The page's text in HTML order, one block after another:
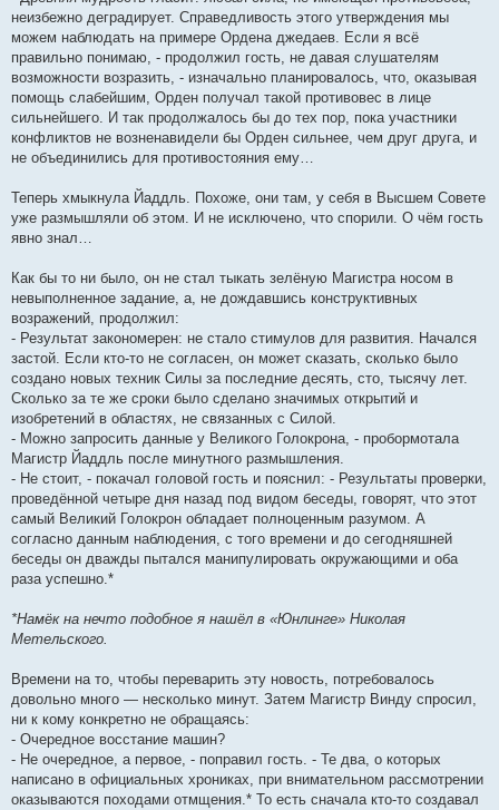
неизбежно деградирует. Справедливость этого утверждения мы
можем наблюдать на примере Ордена джедаев. Если я всё
правильно понимаю, - продолжил гость, не давая слушателям
возможности возразить, - изначально планировалось, что, оказывая
помощь слабейшим, Орден получал такой противовес в лице
сильнейшего. И так продолжалось бы до тех пор, пока участники
конфликтов не возненавидели бы Орден сильнее, чем друг друга, и
не объединились для противостояния ему…
Теперь хмыкнула Йаддль. Похоже, они там, у себя в Высшем Совете
уже размышляли об этом. И не исключено, что спорили. О чём гость
явно знал…
Как бы то ни было, он не стал тыкать зелёную Магистра носом в
невыполненное задание, а, не дождавшись конструктивных
возражений, продолжил:
- Результат закономерен: не стало стимулов для развития. Начался
застой. Если кто-то не согласен, он может сказать, сколько было
создано новых техник Силы за последние десять, сто, тысячу лет.
Сколько за те же сроки было сделано значимых открытий и
изобретений в областях, не связанных с Силой.
- Можно запросить данные у Великого Голокрона, - пробормотала
Магистр Йаддль после минутного размышления.
- Не стоит, - покачал головой гость и пояснил: - Результаты проверки,
проведённой четыре дня назад под видом беседы, говорят, что этот
самый Великий Голокрон обладает полноценным разумом. А
согласно данным наблюдения, с того времени и до сегодняшней
беседы он дважды пытался манипулировать окружающими и оба
раза успешно.*
*Намёк на нечто подобное я нашёл в «Юнлинге» Николая
Метельского.
Времени на то, чтобы переварить эту новость, потребовалось
довольно много — несколько минут. Затем Магистр Винду спросил,
ни к кому конкретно не обращаясь:
- Очередное восстание машин?
- Не очередное, а первое, - поправил гость. - Те два, о которых
написано в официальных хрониках, при внимательном рассмотрении
оказываются походами отмщения.* То есть сначала кто-то создавал